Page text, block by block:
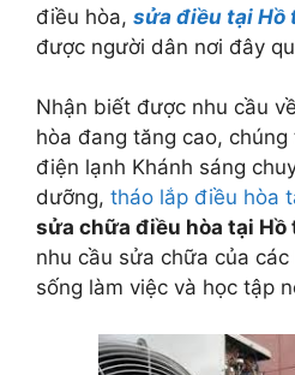
điều hòa, sửa điều tại Hồ
được người dân nơi đây
Nhận biết được nhu cầu
hòa đang tăng cao,
điện lạnh Khánh sáng
dưỡng, tháo lắp điều hòa
sửa chữa điều hòa tại Hồ
nhu cầu sửa chữa của
sống làm việc và học tập